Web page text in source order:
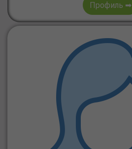
Профиль ➡